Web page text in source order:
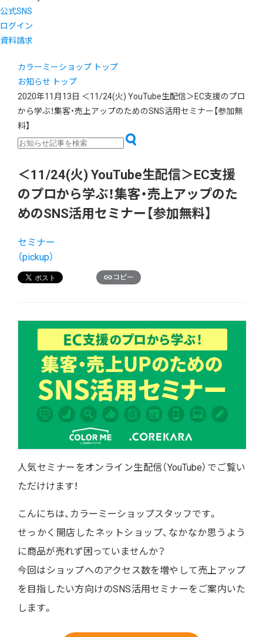
公式SNS
ログイン
資料請求
カラーミーショップ トップ
お知らせ トップ
2020年11月13日 ＜11/24(火) YouTube生配信＞EC支援のプロ
から学ぶ！集客・売上アップのためのSNS活用セミナー【参加無
料】
＜11/24(火) YouTube生配信＞EC支援
のプロから学ぶ！集客・売上アップのた
めのSNS活用セミナー【参加無料】
セミナー
（pickup）
コピー
人気セミナーをオンライン生配信（YouTube）でご覧い
ただけけます！
こんにちは、カラーミーショップスタッフです。
せっかく開店したネットショップ、なかなか思うよう
に商品が売れず困っていませんか？
今回はショップへのアクセス数を増やして売上アップ
を目指したい方向けのSNS活用セミナーをご案内いた
します。